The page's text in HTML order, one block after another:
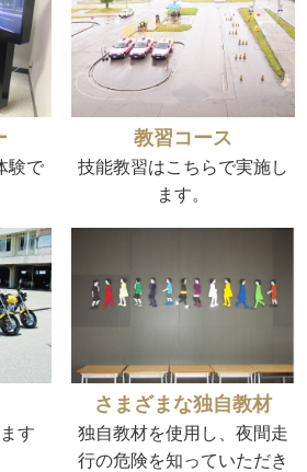
験で
教習コース
技能教習はこちらで実施し
ます。
す
さまざまな独自教材
独自教材を使用し、夜間走
行の危険を知っていただき